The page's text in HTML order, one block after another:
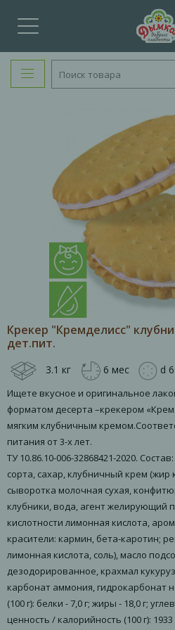
Крекер "Кремделисс"
дет.пит.
3.1 кг 6 мес d
Ищете вкусное и оригинальное
форматом десерта –крекером
мягким клубничным
питания от 3-х лет.
ТУ 10.86.10-006-32868421-2020.
сорта, сахар, клубничный крем (жир
сыворотка молочная сухая,
клубники, вода, агент желирующий
кислотности лимонная кислота,
красители: кармин, бета-каротин;
лимонная кислота, соль), масло
дезодорированное, крахмал
карбонат аммония, гидрокарбонат
(100 г): белки - 7,0 г; жиры - 18,0 г;
ценность / калорийность (100 г):